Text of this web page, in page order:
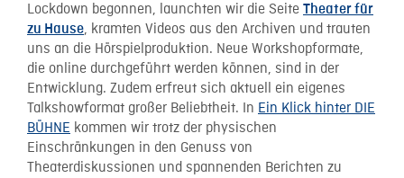
Lockdown begonnen, launchten wir die Seite Theater für
zu Hause, kramten Videos aus den Archiven und trauten
uns an die Hörspielproduktion. Neue Workshopformate,
die online durchgeführt werden können, sind in der
Entwicklung. Zudem erfreut sich aktuell ein eigenes
Talkshowformat großer Beliebtheit. In Ein Klick hinter DIE
BÜHNE kommen wir trotz der physischen
Einschränkungen in den Genuss von
Theaterdiskussionen und spannenden Berichten zu